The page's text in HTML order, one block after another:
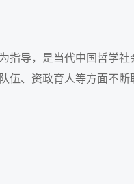
导，是当代中国哲学
、资政育人等方面不